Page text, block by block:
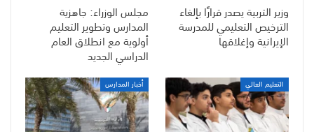
وزير التربية يصدر قرارًا بإلغاء
الترخيص التعليمي للمدرسة
الإيرانية وإغلاقها
مجلس الوزراء: جاهزية
المدارس وتطوير التعليم
أولوية مع انطلاق العام
الدراسي الجديد
التعليم العالي أخبار المدارس